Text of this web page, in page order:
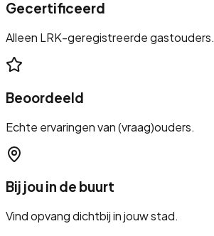
Gecertificeerd
Alleen LRK-geregistreerde gastouders.
Beoordeeld
Echte ervaringen van (vraag)ouders.
Bij jou in de buurt
Vind opvang dichtbij in jouw stad.